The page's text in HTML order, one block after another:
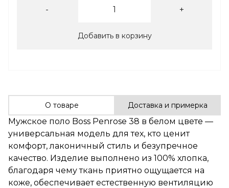
- +
Добавить в корзину
О товаре Доставка и примерка
Мужское поло Boss Penrose 38 в белом цвете —
универсальная модель для тех, кто ценит
комфорт, лаконичный стиль и безупречное
качество. Изделие выполнено из 100% хлопка,
благодаря чему ткань приятно ощущается на
коже, обеспечивает естественную вентиляцию